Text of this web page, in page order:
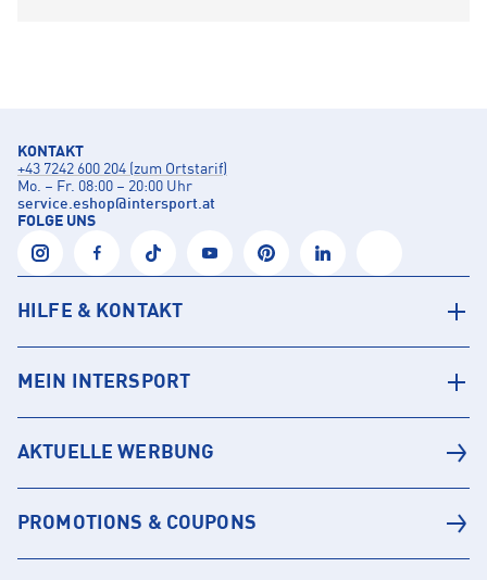
KONTAKT
+43 7242 600 204 (zum Ortstarif)
Mo. – Fr. 08:00 – 20:00 Uhr
service.eshop@intersport.at
FOLGE UNS
HILFE & KONTAKT
MEIN INTERSPORT
AKTUELLE WERBUNG
PROMOTIONS & COUPONS